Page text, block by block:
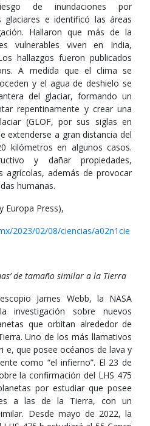
de inundaciones por
glaciares e identificó las áreas
Hallaron que más de la
vulnerables viven en India,
hallazgos fueron publicados
A medida que el clima se
y el agua de deshielo se
del glaciar, formando un
repentinamente y crear una
(GLOF, por sus siglas en
extenderse a gran distancia del
kilómetros en algunos casos.
y dañar propiedades,
agrícolas, además de provocar
humanas.
Europa Press),
2023/02/08/ciencias/a02n1cie
de tamaño similar a la Tierra
James Webb, la NASA
investigación sobre nuevos
que orbitan alrededor de
Uno de los más llamativos
e, que posee océanos de lava y
como “el infierno”. El 23 de
la confirmación del LHS 475
por estudiar que posee
a las de la Tierra, con un
Desde mayo de 2022, la